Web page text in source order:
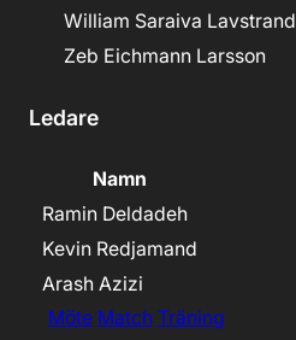
William Saraiva Lavstrand
Zeb Eichmann Larsson
Ledare
Namn
Ramin Deldadeh
Kevin Redjamand
Arash Azizi
Aktivitetstyp
Möte Match Träning